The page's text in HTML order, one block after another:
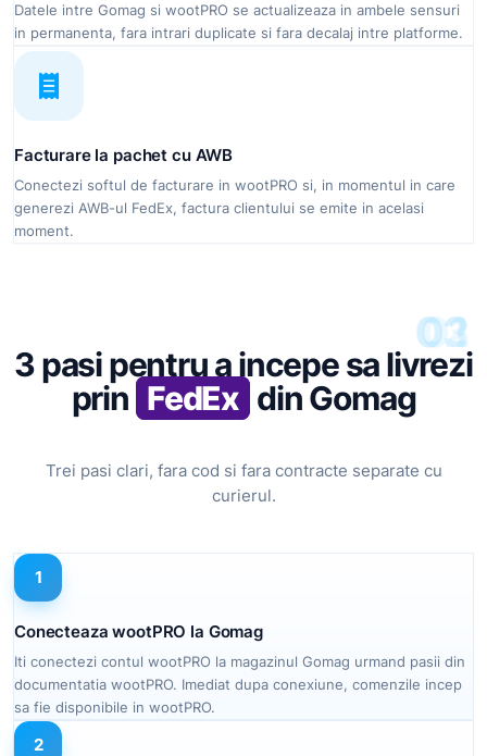
Datele intre Gomag si wootPRO se actualizeaza in ambele sensuri
in permanenta, fara intrari duplicate si fara decalaj intre platforme.
Facturare la pachet cu AWB
Conectezi softul de facturare in wootPRO si, in momentul in care
generezi AWB-ul FedEx, factura clientului se emite in acelasi
moment.
3 pasi pentru a incepe sa livrezi
prin FedEx din Gomag
Trei pasi clari, fara cod si fara contracte separate cu
curierul.
01
1
Conecteaza wootPRO la Gomag
Iti conectezi contul wootPRO la magazinul Gomag urmand pasii din
documentatia wootPRO. Imediat dupa conexiune, comenzile incep
sa fie disponibile in wootPRO.
02
2
03